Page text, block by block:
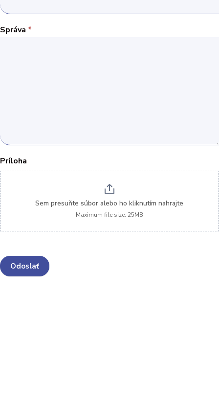
Správa *
Príloha
Sem presuňte súbor alebo ho kliknutím nahrajte
Maximum file size: 25MB
Odoslať